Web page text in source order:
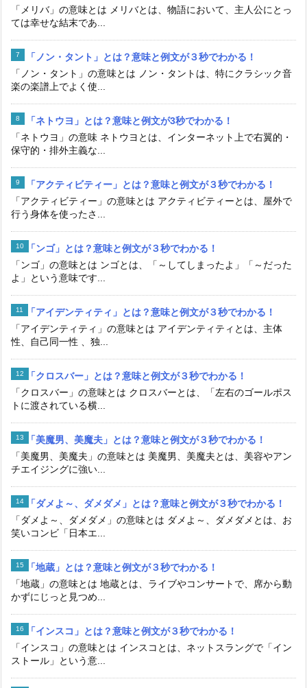
「メリバ」の意味とは メリバとは、物語において、主人公にとっ
ては幸せな結末であ...
「ノン・タント」とは？意味と例文が３秒でわかる！
「ノン・タント」の意味とは ノン・タントは、特にクラシック音
楽の楽譜上でよく使...
「ネトウヨ」とは？意味と例文が3秒でわかる！
「ネトウヨ」の意味 ネトウヨとは、インターネット上で右翼的・
保守的・排外主義な...
「アクティビティー」とは？意味と例文が３秒でわかる！
「アクティビティー」の意味とは アクティビティーとは、屋外で
行う身体を使ったさ...
「ンゴ」とは？意味と例文が３秒でわかる！
「ンゴ」の意味とは ンゴとは、「～してしまったよ」「～だった
よ」という意味です...
「アイデンティティ」とは？意味と例文が３秒でわかる！
「アイデンティティ」の意味とは アイデンティティとは、主体
性、自己同一性 、独...
「クロスバー」とは？意味と例文が３秒でわかる！
「クロスバー」の意味とは クロスバーとは、「左右のゴールポス
トに渡されている横...
「美魔男、美魔夫」とは？意味と例文が３秒でわかる！
「美魔男、美魔夫」の意味とは 美魔男、美魔夫とは、美容やアン
チエイジングに強い...
「ダメよ～、ダメダメ」とは？意味と例文が３秒でわかる！
「ダメよ～、ダメダメ」の意味とは ダメよ～、ダメダメとは、お
笑いコンビ「日本エ...
「地蔵」とは？意味と例文が３秒でわかる！
「地蔵」の意味とは 地蔵とは、ライブやコンサートで、席から動
かずにじっと見つめ...
「インスコ」とは？意味と例文が３秒でわかる！
「インスコ」の意味とは インスコとは、ネットスラングで「イン
ストール」という意...